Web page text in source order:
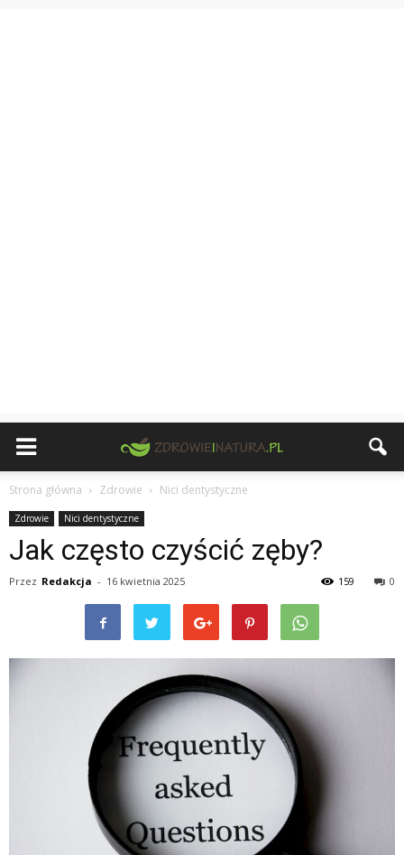
Strona główna Zdrowie Nici dentystyczne
Zdrowie Nici dentystyczne
Jak często czyścić zęby?
Przez Redakcja - 16 kwietnia 2025 0
159